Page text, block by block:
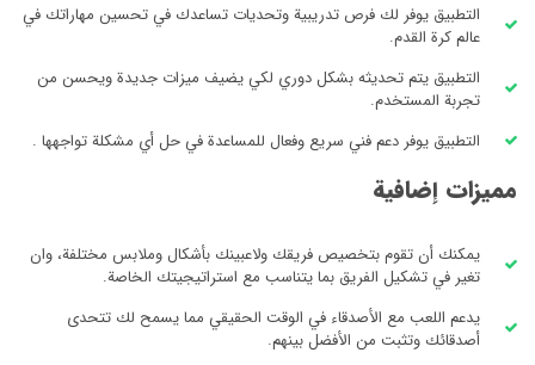
التطبيق يوفر لك فرص تدريبية وتحديات تساعدك في تحسين مهاراتك في
عالم كرة القدم.
التطبيق يتم تحديثه بشكل دوري لكي يضيف ميزات جديدة ويحسن من
تجربة المستخدم.
التطبيق يوفر دعم فني سريع وفعال للمساعدة في حل أي مشكلة تواجهها .
مميزات إضافية
يمكنك أن تقوم بتخصيص فريقك ولاعبينك بأشكال وملابس مختلفة، وان
تغير في تشكيل الفريق بما يتناسب مع استراتيجيتك الخاصة.
يدعم اللعب مع الأصدقاء في الوقت الحقيقي مما يسمح لك تتحدى
أصدقائك وتثبت من الأفضل بينهم.